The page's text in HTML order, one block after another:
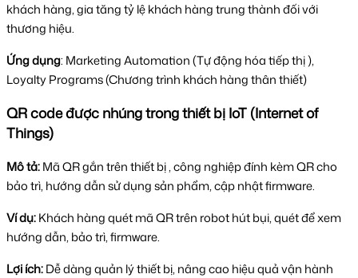
khách hàng, gia tăng tỷ lệ khách hàng trung thành đối với
thương hiệu.
Ứng dụng: Marketing Automation (Tự động hóa tiếp thị ),
Loyalty Programs (Chương trình khách hàng thân thiết)
QR code được nhúng trong thiết bị IoT (Internet of
Things)
Mô tả:Mã QR gắn trênthiết bị , công nghiệp đính kèm QR cho
bảo trì, hướng dẫn sử dụng sản phẩm, cập nhật firmware.
Ví dụ:Khách hàng quét mã QR trên robot hút bụi, quét để xem
hướng dẫn, bảo trì, firmware.
Lợi ích:Dễ dàng quản lý thiết bị, nâng cao hiệu quả vận hành